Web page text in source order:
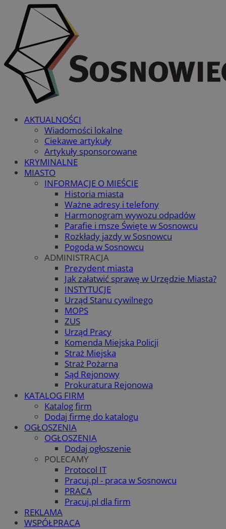
AKTUALNOŚCI
Wiadomości lokalne
Ciekawe artykuły
Artykuły sponsorowane
KRYMINALNE
MIASTO
INFORMACJE O MIEŚCIE
Historia miasta
Ważne adresy i telefony
Harmonogram wywozu odpadów
Parafie i msze Święte w Sosnowcu
Rozkłady jazdy w Sosnowcu
Pogoda w Sosnowcu
ADMINISTRACJA
Prezydent miasta
Jak załatwić sprawę w Urzędzie Miasta?
INSTYTUCJE
Urząd Stanu cywilnego
MOPS
ZUS
Urząd Pracy
Komenda Miejska Policji
Straż Miejska
Straż Pożarna
Sąd Rejonowy
Prokuratura Rejonowa
KATALOG FIRM
Katalog firm
Dodaj firmę do katalogu
OGŁOSZENIA
OGŁOSZENIA
Dodaj ogłoszenie
POLECAMY
Protocol IT
Pracuj.pl - praca w Sosnowcu
PRACA
Pracuj.pl dla firm
REKLAMA
WSPÓŁPRACA